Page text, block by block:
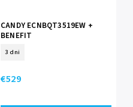
CANDY ECNBQT3519EW +
BENEFIT
KOMPRESOR
3 dni
€529